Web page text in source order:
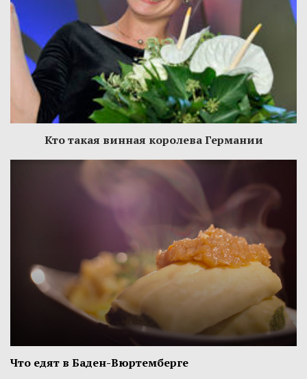
Кто такая винная королева Германии
Что едят в Баден-Вюртемберге